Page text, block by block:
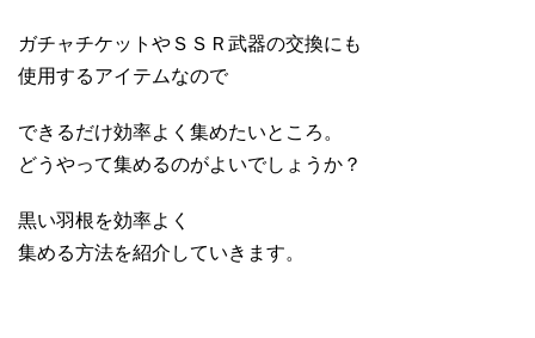
ガチャチケットやＳＳＲ武器の交換にも
使用するアイテムなので
できるだけ効率よく集めたいところ。
どうやって集めるのがよいでしょうか？
黒い羽根を効率よく
集める方法を紹介していきます。